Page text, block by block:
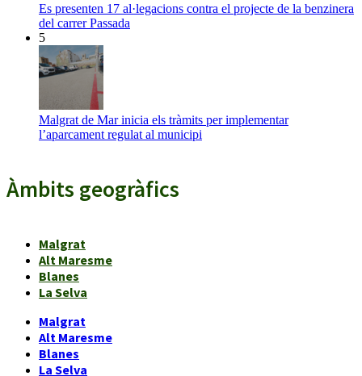
Es presenten 17 al·legacions contra el projecte de la benzinera
del carrer Passada
5
Malgrat de Mar inicia els tràmits per implementar
l’aparcament regulat al municipi
Àmbits geogràfics
Malgrat
Alt Maresme
Blanes
La Selva
Malgrat
Alt Maresme
Blanes
La Selva